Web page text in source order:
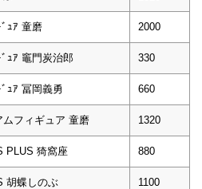
ｭｱ 童磨 2000
ｭｱ 竈門炭治郎 330
ｭｱ 冨岡義勇 660
ムフィギュア 童磨 1320
PLUS 猗窩座 880
胡蝶しのぶ 1100